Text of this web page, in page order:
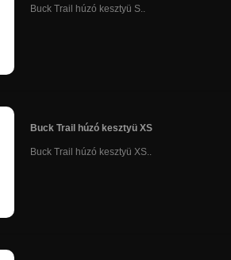
Buck Trail húzó kesztyü S..
Buck Trail húzó kesztyü XS
Buck Trail húzó kesztyü XS..